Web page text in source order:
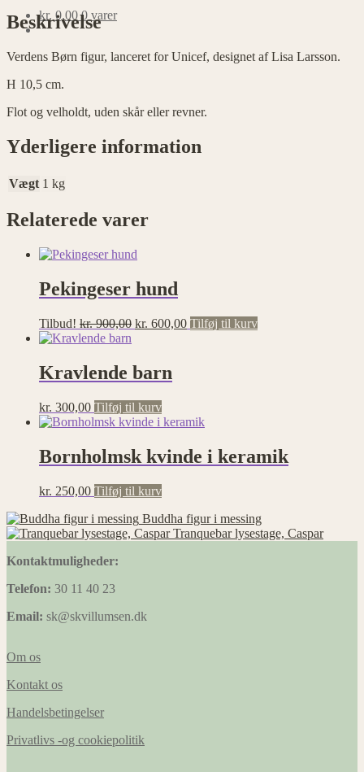
kr. 0,00 0 varer
Beskrivelse
Verdens Børn figur, lanceret for Unicef, designet af Lisa Larsson.
H 10,5 cm.
Flot og velholdt, uden skår eller revner.
Yderligere information
Vægt 1 kg
Relaterede varer
Pekingeser hund
Tilbud! kr.900,00 Den
var:
kr. 900,00.
kr. 600,00Den
Tilføj til kurv
Kravlende barn
kr. 300,00 Tilføj til kurv
Bornholmsk kvinde i keramik
kr. 250,00 Tilføj til kurv
Buddha figur i messing
Tranquebar lysestage, Caspar
Kontaktmuligheder:
Telefon: 30 11 40 23
Email: sk@skvillumsen.dk
Om os
Kontakt os
Handelsbetingelser
Privatlivs -og cookiepolitik